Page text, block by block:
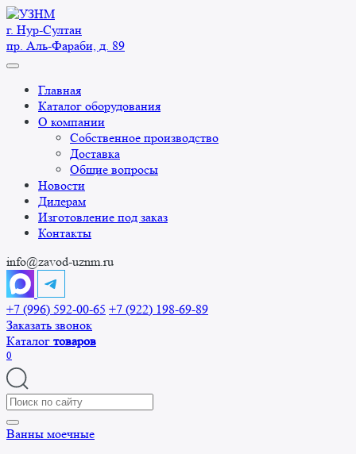
Перейти
к
содержанию
г. Нур-Cултан
пр. Аль-Фараби, д. 89
Главная
Каталог оборудования
О компании
Собственное производство
Доставка
Общие вопросы
Новости
Дилерам
Изготовление под заказ
Контакты
info@zavod-uznm.ru
+7 (996) 592-00-65 +7 (922) 198-69-89
Заказать звонок
Каталог товаров
0
Search
for:
Ванны моечные